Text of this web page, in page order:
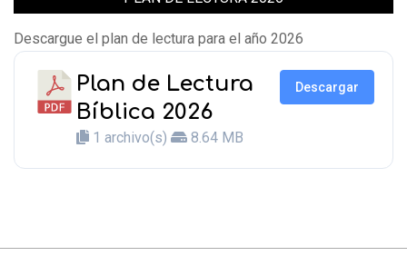
Descargue el plan de lectura para el año 2026
Plan de Lectura
Bíblica 2026
1 archivo(s) 8.64 MB
Descargar